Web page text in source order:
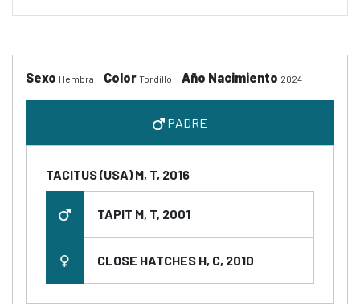
Sexo Hembra - Color Tordillo -Año Nacimiento 2024
PADRE
TACITUS (USA) M, T, 2016
TAPIT M, T, 2001
CLOSE HATCHES H, C, 2010